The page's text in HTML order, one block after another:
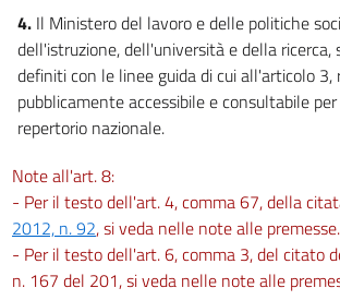
4. Il Ministero del lavoro e delle politiche
dell'istruzione, dell'università e della ricerca,
definiti con le linee guida di cui all'articolo 3,
pubblicamente accessibile e consultabile
repertorio nazionale.
Note all'art. 8:
- Per il testo dell'art. 4, comma 67, della
2012, n. 92, si veda nelle note alle premesse.
- Per il testo dell'art. 6, comma 3, del citato
n. 167 del 201, si veda nelle note alle